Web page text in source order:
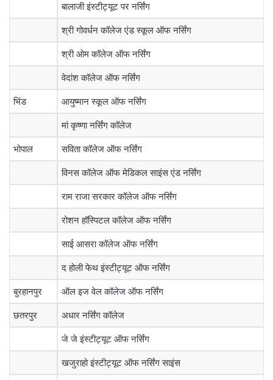
बालाजी इंस्टीट्यूट पर नर्सिंग
श्री गोवर्धन कॉलेज एंड स्कूल ऑफ नर्सिंग
श्री ओम कॉलेज ऑफ नर्सिंग
वेदांश कॉलेज ऑफ नर्सिंग
भिंड आयुष्मान स्कूल ऑफ नर्सिंग
मां कृष्णा नर्सिंग कॉलेज
भोपाल सविता कॉलेज ऑफ नर्सिंग
विनस कॉलेज ऑफ मेडिकल साइंस एंड नर्सिंग
राम राजा सरकार कॉलेज ऑफ नर्सिंग
रोशन हॉस्पिटल कॉलेज ऑफ नर्सिंग
साई आसरा कॉलेज ऑफ नर्सिंग
द होली फेथ इंस्टीट्यूट ऑफ नर्सिंग
बुरहानपुर ऑल इज वेल कॉलेज ऑफ नर्सिंग
छतरपुर अधार नर्सिंग कॉलेज
जे जे इंस्टीट्यूट ऑफ नर्सिंग
खजुराहो इंस्टीट्यूट ऑफ नर्सिंग साइंस